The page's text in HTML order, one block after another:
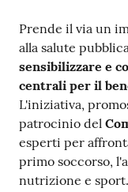
Contenuto
Prende il via un
alla salute
sensibilizzare e
centrali per il
L'iniziativa,
patrocinio del
esperti per
primo soccorso,
nutrizione e sport.